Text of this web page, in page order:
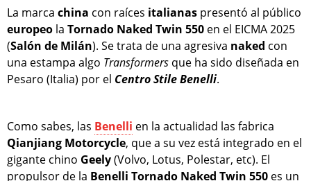
La marca china con raíces italianas presentó al público
europeo la Tornado Naked Twin 550 en el EICMA 2025
(Salón de Milán). Se trata de una agresiva naked con
una estampa algo Transformers que ha sido diseñada en
Pesaro (Italia) por el Centro Stile Benelli.
Como sabes, las Benelli en la actualidad las fabrica
Qianjiang Motorcycle, que a su vez está integrado en el
gigante chino Geely(Volvo, Lotus, Polestar, etc). El
propulsor de la Benelli Tornado Naked Twin 550 es un